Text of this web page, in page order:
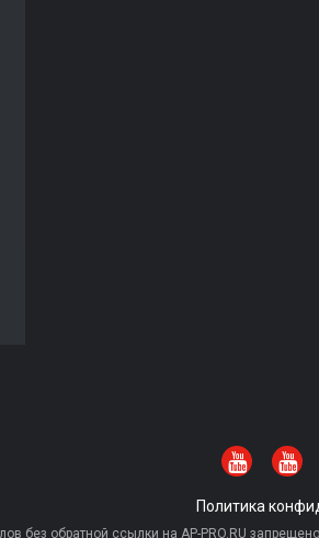
Политика
без обратной ссылки на AP-PRO.RU